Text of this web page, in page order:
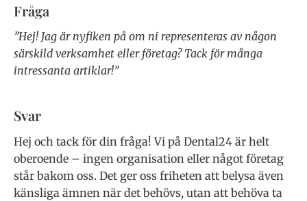
Fråga
”Hej! Jag är nyfiken på om ni representeras av någon
särskild verksamhet eller företag? Tack för många
intressanta artiklar!”
Svar
Hej och tack för din fråga! Vi på Dental24 är helt
oberoende – ingen organisation eller något företag
står bakom oss. Det ger oss friheten att belysa även
känsliga ämnen när det behövs, utan att behöva ta